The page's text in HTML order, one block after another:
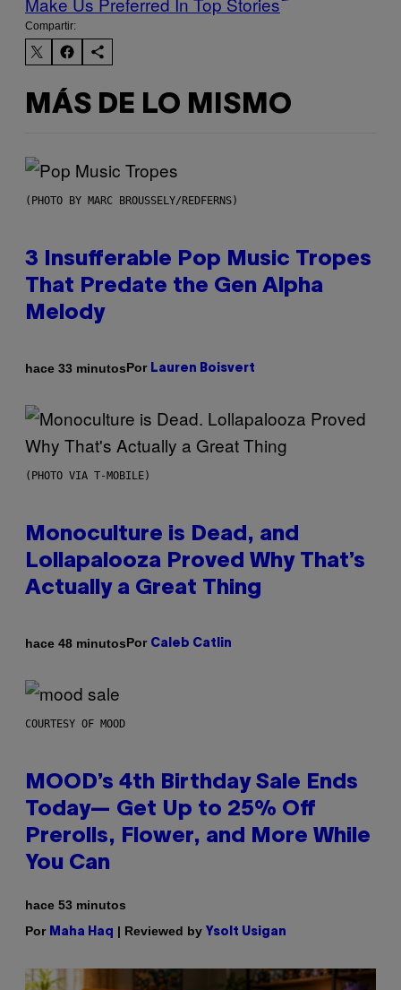
Compartir:
MÁS DE LO MISMO
(PHOTO BY MARC BROUSSELY/REDFERNS)
3 Insufferable Pop Music Tropes
That Predate the Gen Alpha
Melody
hace 33 minutosPor Lauren Boisvert
(PHOTO VIA T-MOBILE)
Monoculture is Dead, and
Lollapalooza Proved Why That’s
Actually a Great Thing
hace 48 minutosPor Caleb Catlin
COURTESY OF MOOD
MOOD’s 4th Birthday Sale Ends
Today— Get Up to 25% Off
Prerolls, Flower, and More While
You Can
hace 53 minutos
Por Maha Haq | Reviewed by Ysolt Usigan